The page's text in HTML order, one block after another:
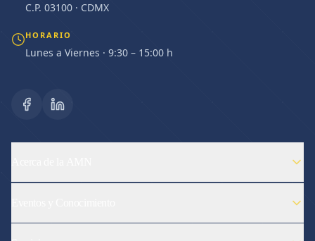
C.P. 03100 · CDMX
HORARIO
Lunes a Viernes · 9:30 – 15:00 h